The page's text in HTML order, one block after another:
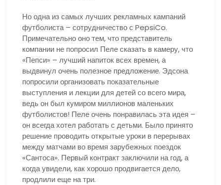
Но одна из самых лучших рекламных кампаний
футболиста – сотрудничество с PepsiCo.
Примечательно оно тем, что представитель
компании не попросил Пеле сказать в камеру, что
«Пепси» – лучший напиток всех времен, а
выдвинул очень полезное предложение. Эдсона
попросили организовать показательные
выступления и лекции для детей со всего мира,
ведь он был кумиром миллионов маленьких
футболистов! Пеле очень понравилась эта идея –
он всегда хотел работать с детьми. Было принято
решение проводить открытые уроки в перерывах
между матчами во время зарубежных поездок
«Сантоса». Первый контракт заключили на год, а
когда увидели, как хорошо продвигается дело,
продлили еще на три.